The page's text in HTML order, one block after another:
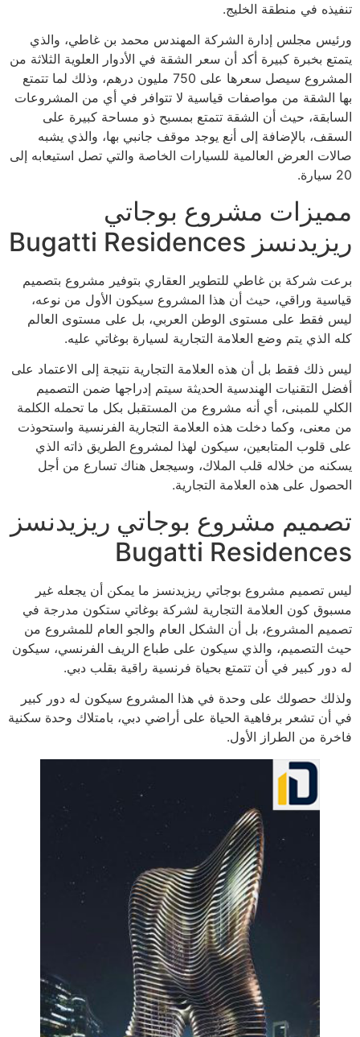
تنفيذه في منطقة الخليج.
ورئيس مجلس إدارة الشركة المهندس محمد بن غاطي، والذي
يتمتع بخبرة كبيرة أكد أن سعر الشقة في الأدوار العلوية الثلاثة من
المشروع سيصل سعرها على 750 مليون درهم، وذلك لما تتمتع
بها الشقة من مواصفات قياسية لا تتوافر في أي من المشروعات
السابقة، حيث أن الشقة تتمتع بمسبح ذو مساحة كبيرة على
السقف، بالإضافة إلى أنع يوجد موقف جانبي بها، والذي يشبه
صالات العرض العالمية للسيارات الخاصة والتي تصل استيعابه إلى
20 سيارة.
مميزات مشروع بوجاتي
ريزيدنسز Bugatti Residences
برعت شركة بن غاطي للتطوير العقاري بتوفير مشروع بتصميم
قياسية وراقي، حيث أن هذا المشروع سيكون الأول من نوعه،
ليس فقط على مستوى الوطن العربي، بل على مستوى العالم
كله الذي يتم وضع العلامة التجارية لسيارة بوغاتي عليه.
ليس ذلك فقط بل أن هذه العلامة التجارية نتيجة إلى الاعتماد على
أفضل التقنيات الهندسية الحديثة سيتم إدراجها ضمن التصميم
الكلي للمبنى، أي أنه مشروع من المستقبل بكل ما تحمله الكلمة
من معنى، وكما دخلت هذه العلامة التجارية الفرنسية واستحوذت
على قلوب المتابعين، سيكون لهذا لمشروع الطريق ذاته الذي
يسكنه من خلاله قلب الملاك، وسيجعل هناك تسارع من أجل
الحصول على هذه العلامة التجارية.
تصميم مشروع بوجاتي ريزيدنسز
Bugatti Residences
ليس تصميم مشروع بوجاتي ريزيدنسز ما يمكن أن يجعله غير
مسبوق كون العلامة التجارية لشركة بوغاتي ستكون مدرجة في
تصميم المشروع، بل أن الشكل العام والجو العام للمشروع من
حيث التصميم، والذي سيكون على طباع الريف الفرنسي، سيكون
له دور كبير في أن تتمتع بحياة فرنسية راقية بقلب دبي.
ولذلك حصولك على وحدة في هذا المشروع سيكون له دور كبير
في أن تشعر برفاهية الحياة على أراضي دبي، بامتلاك وحدة سكنية
فاخرة من الطراز الأول.